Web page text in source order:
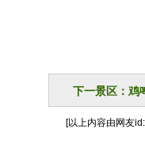
下一景区：鸡
[以上内容由网友